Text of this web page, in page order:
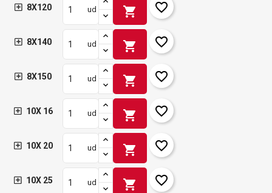
add_circle_outline
Crear nueva lista
Cancelar Crear lista de deseos
Cancelar
8X120 ud shopping_cart favorite_border
8X140 ud shopping_cart favorite_border
8X150 ud shopping_cart favorite_border
10X 16 ud shopping_cart favorite_border
10X 20 ud shopping_cart favorite_border
10X 25 ud shopping_cart favorite_border